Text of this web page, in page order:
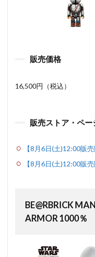
販売価格
16,500円（税込）
販売ストア・ペー
【8月6日(土)12:00販
【8月6日(土)12:00販
BE@RBRICK
ARMOR 1000％